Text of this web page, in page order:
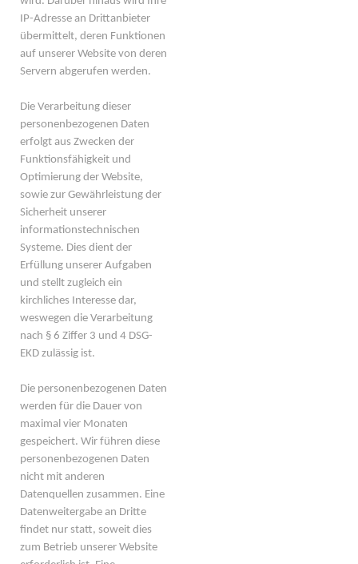
IP-Adresse an Drittanbieter
übermittelt, deren Funktionen
auf unserer Website von deren
Servern abgerufen werden.
Die Verarbeitung dieser
personenbezogenen Daten
erfolgt aus Zwecken der
Funktionsfähigkeit und
Optimierung der Website,
sowie zur Gewährleistung der
Sicherheit unserer
informationstechnischen
Systeme. Dies dient der
Erfüllung unserer Aufgaben
und stellt zugleich ein
kirchliches Interesse dar,
weswegen die Verarbeitung
nach § 6 Ziffer 3 und 4 DSG-
EKD zulässig ist.
Die personenbezogenen Daten
werden für die Dauer von
maximal vier Monaten
gespeichert. Wir führen diese
personenbezogenen Daten
nicht mit anderen
Datenquellen zusammen. Eine
Datenweitergabe an Dritte
findet nur statt, soweit dies
zum Betrieb unserer Website